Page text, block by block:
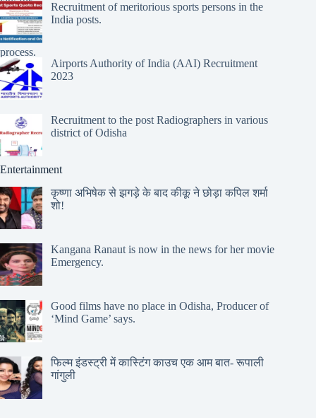
Recruitment of meritorious sports persons in the
India posts.
Airports Authority of India (AAI) Recruitment
2023
Recruitment to the post Radiographers in various
district of Odisha
Entertainment
कृष्णा अभिषेक से झगड़े के बाद कीकू ने छोड़ा कपिल शर्मा
शो!
Kangana Ranaut is now in the news for her movie
Emergency.
Good films have no place in Odisha, Producer of
‘Mind Game’ says.
फिल्म इंडस्ट्री में कास्टिंग काउच एक आम बात- रूपाली
गांगुली